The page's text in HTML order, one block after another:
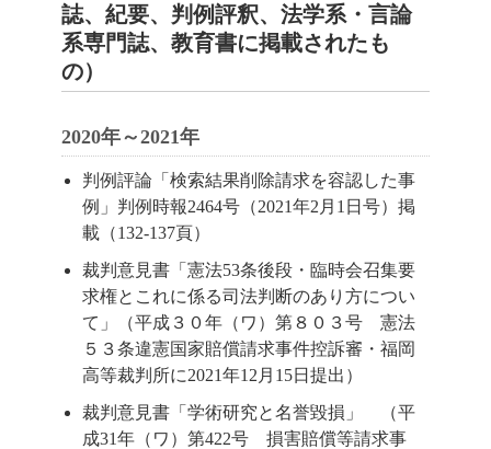
誌、紀要、判例評釈、法学系・言論
系専門誌、教育書に掲載されたも
の）
2020年～2021年
判例評論「検索結果削除請求を容認した事
例」判例時報2464号（2021年2月1日号）掲
載（132-137頁）
裁判意見書「憲法53条後段・臨時会召集要
求権とこれに係る司法判断のあり方につい
て」（平成３０年（ワ）第８０３号 憲法
５３条違憲国家賠償請求事件控訴審・福岡
高等裁判所に2021年12月15日提出）
裁判意見書「学術研究と名誉毀損」 （平
成31年（ワ）第422号 損害賠償等請求事